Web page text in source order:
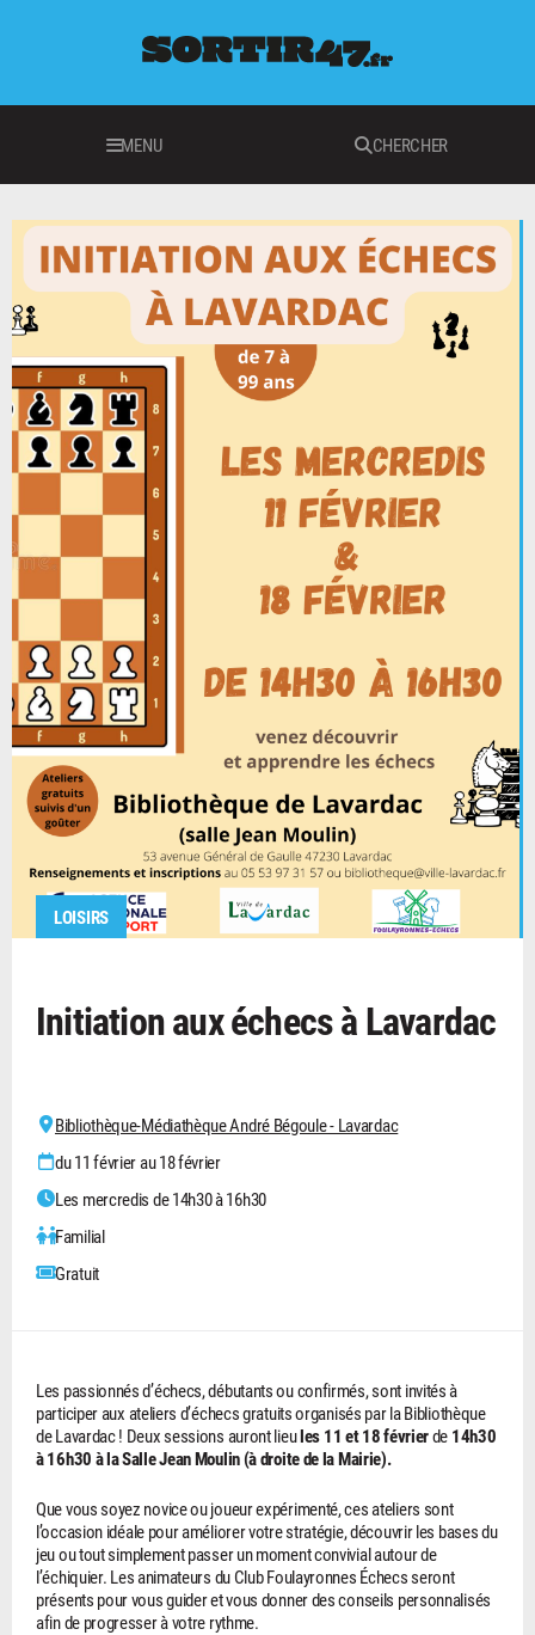
MENU CHERCHER
LOISIRS
Initiation aux échecs à Lavardac
Bibliothèque-Médiathèque André Bégoule - Lavardac
du 11 février au 18 février
Les mercredis de 14h30 à 16h30
Familial
Gratuit
Les passionnés d’échecs, débutants ou confirmés, sont invités à
participer aux ateliers d’échecs gratuits organisés par la Bibliothèque
de Lavardac ! Deux sessions auront lieules 11 et 18 févrierde 14h30
à 16h30 à la Salle Jean Moulin (à droite de la Mairie).
Que vous soyez novice ou joueur expérimenté, ces ateliers sont
l’occasion idéale pour améliorer votre stratégie, découvrir les bases du
jeu ou tout simplement passer un moment convivial autour de
l’échiquier. Les animateurs du Club Foulayronnes Échecs seront
présents pour vous guider et vous donner des conseils personnalisés
afin de progresser à votre rythme.